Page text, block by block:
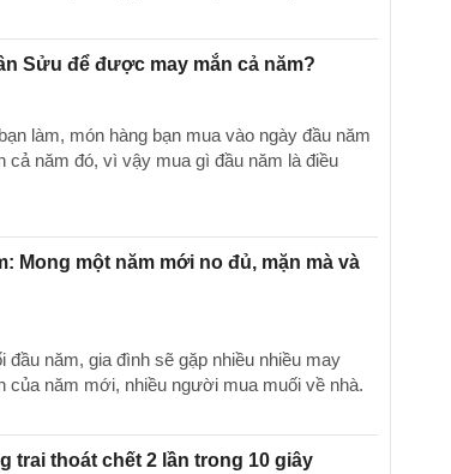
Sửu để được may mắn cả năm?
làm, món hàng bạn mua vào ngày đầu năm
cả năm đó, vì vậy mua gì đầu năm là điều
Mong một năm mới no đủ, mặn mà và
năm, gia đình sẽ gặp nhiều nhiều may
của năm mới, nhiều người mua muối về nhà.
trai thoát chết 2 lần trong 10 giây